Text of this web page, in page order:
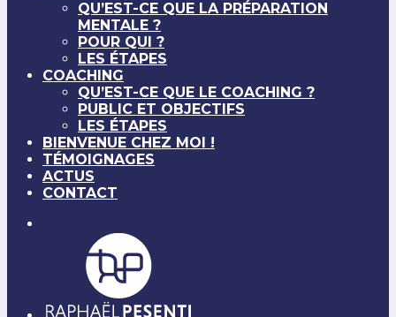
QU’EST-CE QUE LA PRÉPARATION
MENTALE ?
POUR QUI ?
LES ÉTAPES
COACHING
QU’EST-CE QUE LE COACHING ?
PUBLIC ET OBJECTIFS
LES ÉTAPES
BIENVENUE CHEZ MOI !
TÉMOIGNAGES
ACTUS
CONTACT